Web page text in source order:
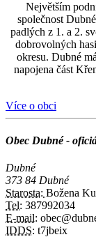
Největším
společnost
padlých z 1. a 2.
dobrovolných
okresu. Dubné
napojena část
Více o obci
Obec Dubné -
Dubné
373 84 Dubné
Starosta: Božena
Tel: 387992034
E-mail:
IDDS: t7jbeix